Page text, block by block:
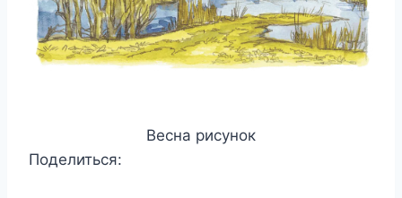
Весна рисунок
Поделиться: